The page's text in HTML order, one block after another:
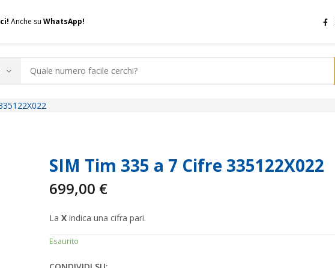
Anche su WhatsApp!
Contatti
SIM Tim 335 a 7 Cifre 335122X022
699,00 €
La X indica una cifra pari.
Esaurito